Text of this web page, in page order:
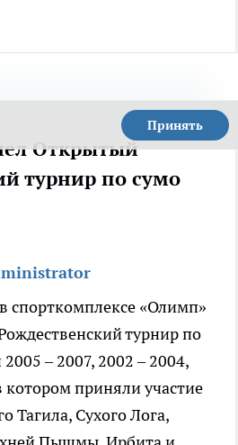
Принять
Открытый
турнир по сумо
спорткомплексе «Олимп»
турнир по
– 2007, 2002 – 2004,
котором приняли участие
Тагила, Сухого Лога,